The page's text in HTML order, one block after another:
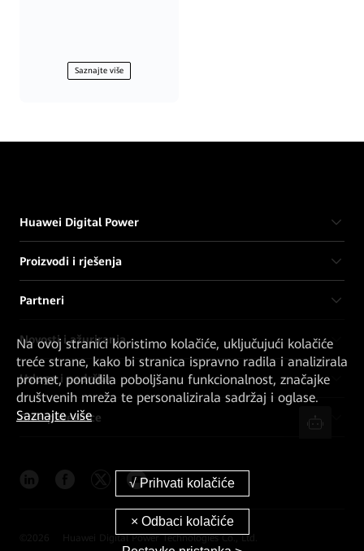
Saznajte više
Huawei Digital Power
Proizvodi i rješenja
Partneri
Novosti i ažuriranja
Usluge i podrška
Brze poveznice
Huawei Digital Power Technologies Co., Ltd.
Na ovoj stranici koristimo kolačiće, uključujući kolačiće
treće strane, kako bi stranica ispravno radila i analizirala
promet, ponudila poboljšanu funkcionalnost, značajke
društvenih mreža te personalizirala sadržaj i oglase.
Saznajte više